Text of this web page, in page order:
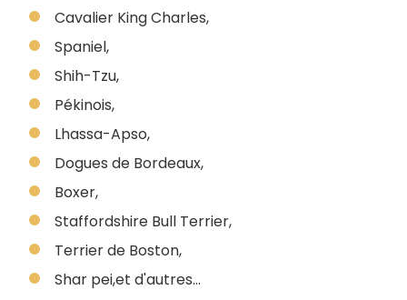
Cavalier King Charles,
Spaniel,
Shih-Tzu,
Pékinois,
Lhassa-Apso,
Dogues de Bordeaux,
Boxer,
Staffordshire Bull Terrier,
Terrier de Boston,
Shar pei,et d'autres...